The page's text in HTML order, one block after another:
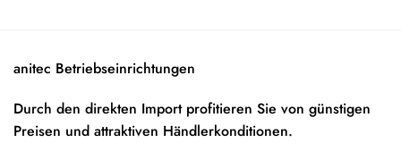
anitec Betriebseinrichtungen
Durch den direkten Import profitieren Sie von günstigen
Preisen und attraktiven Händlerkonditionen.